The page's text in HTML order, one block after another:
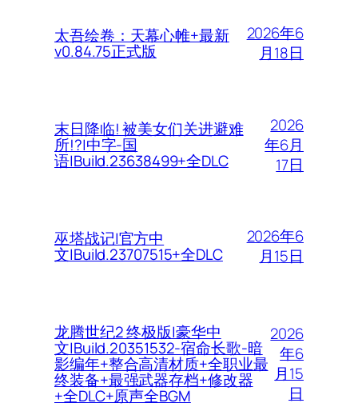
太吾绘卷：天幕心帷+最新
v0.84.75正式版
2026年6
月18日
末日降临! 被美女们关进避难
所!?|中字-国
语|Build.23638499+全DLC
2026
年6月
17日
巫塔战记|官方中
文|Build.23707515+全DLC
2026年6
月15日
龙腾世纪2 终极版|豪华中
文|Build.20351532-宿命长歌-暗
影编年+整合高清材质+全职业最
终装备+最强武器存档+修改器
+全DLC+原声全BGM
2026
年6
月15
日